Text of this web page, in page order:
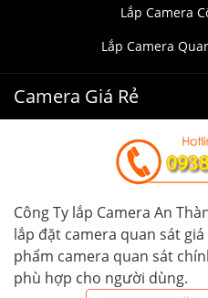
Lắp Camera
Lắp Camera
Camera Giá Rẻ
Công Ty lắp Camera An
lắp đặt camera quan sát
phẩm camera quan sát
phù hợp cho người dùng.